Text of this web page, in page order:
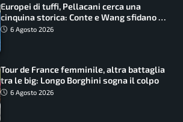
Europei di tuffi, Pellacani cerca una
cinquina storica: Conte e Wang sfidano la
piattaforma
6 Agosto 2026
Tour de France femminile, altra battaglia
tra le big: Longo Borghini sogna il colpo
6 Agosto 2026